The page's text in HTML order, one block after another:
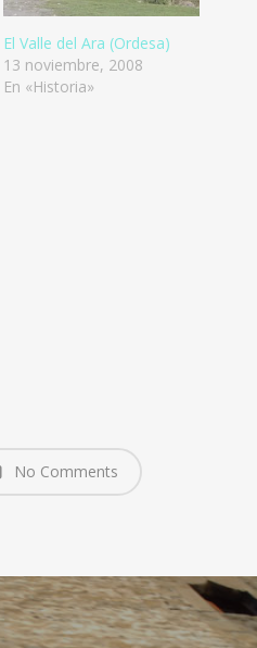
El Valle del Ara (Ordesa)
13 noviembre, 2008
En «Historia»
No Comments